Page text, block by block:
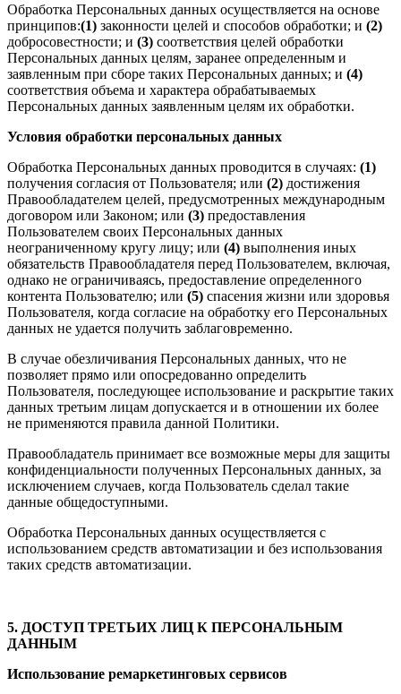
Обработка Персональных данных осуществляется на основе
принципов:(1) законности целей и способов обработки; и (2)
добросовестности; и (3) соответствия целей обработки
Персональных данных целям, заранее определенным и
заявленным при сборе таких Персональных данных; и (4)
соответствия объема и характера обрабатываемых
Персональных данных заявленным целям их обработки.
Условия обработки персональных данных
Обработка Персональных данных проводится в случаях: (1)
получения согласия от Пользователя; или (2) достижения
Правообладателем целей, предусмотренных международным
договором или Законом; или (3) предоставления
Пользователем своих Персональных данных
неограниченному кругу лицу; или (4) выполнения иных
обязательств Правообладателя перед Пользователем, включая,
однако не ограничиваясь, предоставление определенного
контента Пользователю; или (5) спасения жизни или здоровья
Пользователя, когда согласие на обработку его Персональных
данных не удается получить заблаговременно.
В случае обезличивания Персональных данных, что не
позволяет прямо или опосредованно определить
Пользователя, последующее использование и раскрытие таких
данных третьим лицам допускается и в отношении их более
не применяются правила данной Политики.
Правообладатель принимает все возможные меры для защиты
конфиденциальности полученных Персональных данных, за
исключением случаев, когда Пользователь сделал такие
данные общедоступными.
Обработка Персональных данных осуществляется с
использованием средств автоматизации и без использования
таких средств автоматизации.
5. ДОСТУП ТРЕТЬИХ ЛИЦ К ПЕРСОНАЛЬНЫМ
ДАННЫМ
Использование ремаркетинговых сервисов